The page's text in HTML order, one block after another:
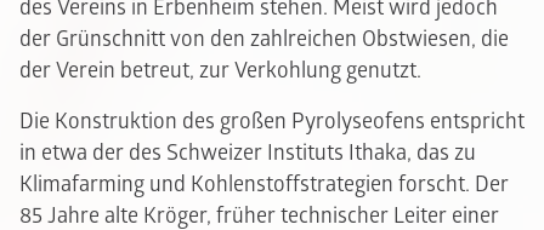
des Vereins in Erbenheim stehen. Meist wird jedoch
der Grünschnitt von den zahlreichen Obstwiesen, die
der Verein betreut, zur Verkohlung genutzt.
Die Konstruktion des großen Pyrolyseofens entspricht
in etwa der des Schweizer Instituts Ithaka, das zu
Klimafarming und Kohlenstoffstrategien forscht. Der
85 Jahre alte Kröger, früher technischer Leiter einer